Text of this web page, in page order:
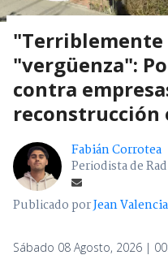
"Terriblemente
"vergüenza":
contra
reconstrucción
Fabián Corrotea
Periodista de
Publicado porJean Valencia
Sábado 08 Agosto, 2026 |